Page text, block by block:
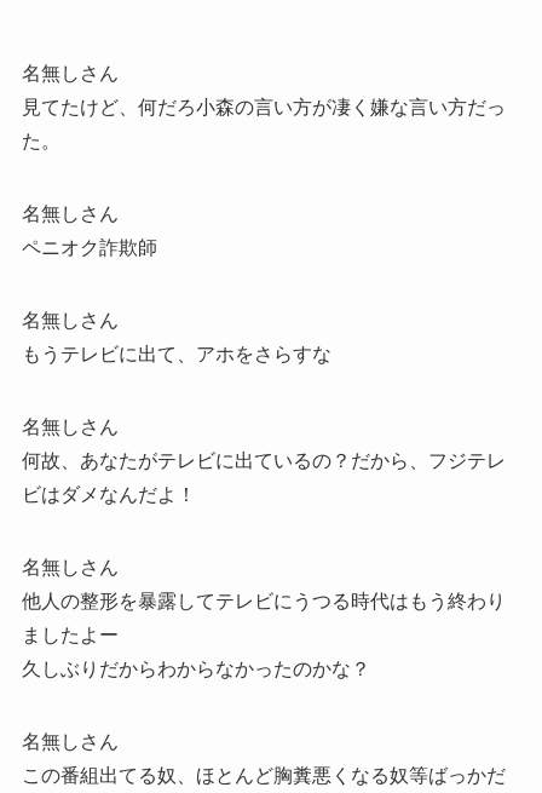
名無しさん
見てたけど、何だろ小森の言い方が凄く嫌な言い方だっ
た。
名無しさん
ペニオク詐欺師
名無しさん
もうテレビに出て、アホをさらすな
名無しさん
何故、あなたがテレビに出ているの？だから、フジテレ
ビはダメなんだよ！
名無しさん
他人の整形を暴露してテレビにうつる時代はもう終わり
ましたよー
久しぶりだからわからなかったのかな？
名無しさん
この番組出てる奴、ほとんど胸糞悪くなる奴等ばっかだ